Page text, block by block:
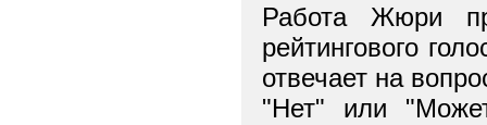
Работа Жюри
рейтингового
отвечает на
"Нет" или